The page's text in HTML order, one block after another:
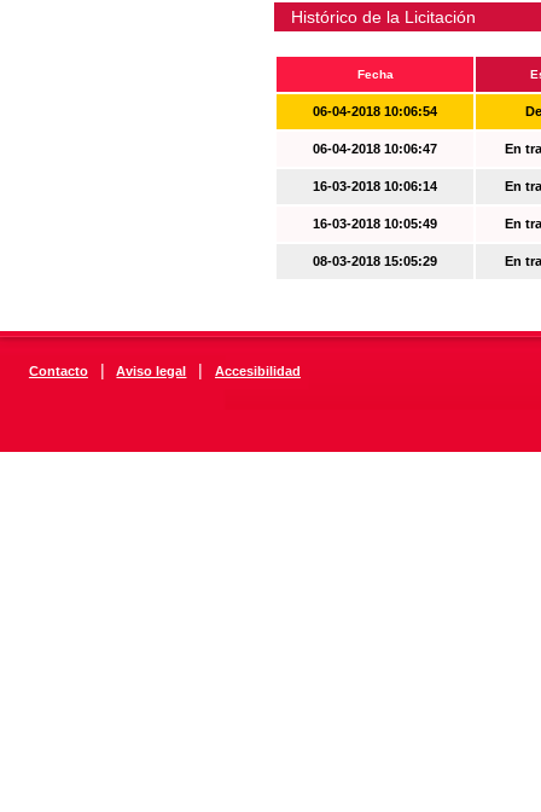
Histórico de la Licitación
Fecha
06-04-2018 10:06:54
06-04-2018 10:06:47 En
16-03-2018 10:06:14 En
16-03-2018 10:05:49 En
08-03-2018 15:05:29 En
Contacto | Aviso legal | Accesibilidad